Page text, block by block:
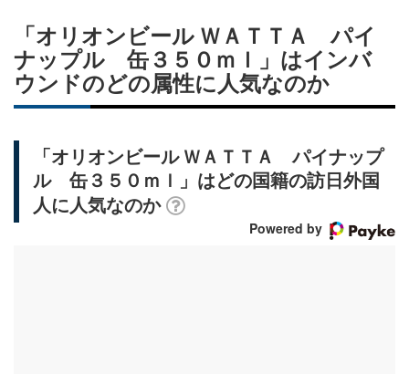
「オリオンビール ＷＡＴＴＡ パイ
ナップル 缶３５０ｍｌ」はインバ
ウンドのどの属性に人気なのか
「オリオンビール ＷＡＴＴＡ パイナップ
ル 缶３５０ｍｌ」はどの国籍の訪日外国
人に人気なのか
Powered by